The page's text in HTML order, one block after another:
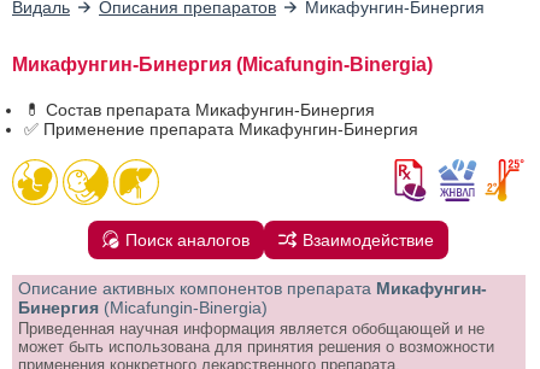
Видаль Описания препаратов Микафунгин-Бинергия
Микафунгин-Бинергия (Micafungin-Binergia)
💊 Состав препарата Микафунгин-Бинергия
✅ Применение препарата Микафунгин-Бинергия
Поиск аналогов Взаимодействие
Описание активных компонентов препарата Микафунгин-
Бинергия (Micafungin-Binergia)
Приведенная научная информация является обобщающей и не
может быть использована для принятия решения о возможности
применения конкретного лекарственного препарата.